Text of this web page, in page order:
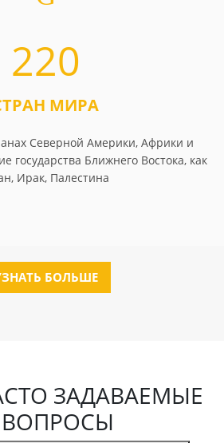
220
МИРА
Северной Америки, Африки и
государства Ближнего Востока, как
Ирак, Палестина
БОЛЬШЕ
ЗАДАВАЕМЫЕ
ВОПРОСЫ